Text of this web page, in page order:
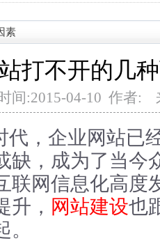
素
打不开的几
间:2015-04-10 作者
代，企业网站已
缺，成为了当今
联网信息化高度
升， 网站建设也